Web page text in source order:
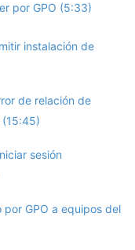
por GPO (5:33)
instalación de
de relación de
sesión
GPO a equipos del